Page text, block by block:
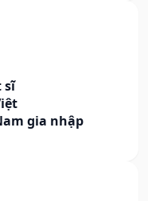
sĩ
gia nhập